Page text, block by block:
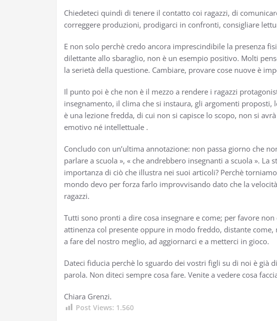
Chiedeteci quindi di tenere il contatto coi ragazzi, di
correggere produzioni, prodigarci in confronti, consigliare
E non solo perchè credo ancora imprescindibile la presenza
dilettante allo sbaraglio, non è un esempio positivo. Molti
la serietà della questione. Cambiare, provare cose nuove è
Il punto poi è che non è il mezzo a rendere i ragazzi
insegnamento, il clima che si instaura, gli argomenti
è una lezione fredda, di cui non si capisce lo scopo, non si
emotivo né intellettuale .
Concludo con un’ultima annotazione: non passa giorno che
parlare a scuola », « che andrebbero insegnanti a scuola ».
importanza di ciò che illustra nei suoi articoli? Perchè
mondo devo per forza farlo improvvisando dato che la
ragazzi.
Tutti sono pronti a dire cosa insegnare e come; per favore
attinenza col presente oppure in modo freddo, distante
a fare del nostro meglio, ad aggiornarci e a metterci in gioco.
Dateci fiducia perchè lo sguardo dei vostri figli su di noi è già
parola. Non diteci sempre cosa fare. Venite a vedere cosa
Chiara Grenzi.
Post Views: 1.560